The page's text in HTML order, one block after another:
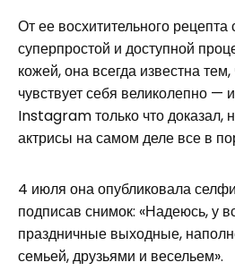
От ее восхитительного рецепта
суперпростой и доступной
кожей, она всегда известна
чувствует себя великолепно —
Instagram только что доказал,
актрисы на самом деле все в
4 июля она опубликовала
подписав снимок: «Надеюсь, у
праздничные выходные,
семьей, друзьями и весельем».